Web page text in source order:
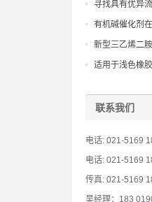
寻找具有优异
有机碱催化剂
力
新型三乙烯二
的凝胶催化活
适用于浅色橡
联系我们
电话: 021-5169
电话: 021-5169
传真: 021-5169
吴经理：183